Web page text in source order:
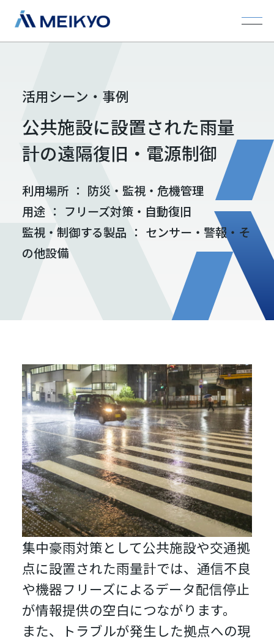
活用シーン・事例
公共施設に設置された雨量
計の遠隔復旧・電源制御
利用場所 ： 防災・監視・危機管理
用途 ： フリーズ対策・自動復旧
監視・制御する製品 ： センサー・警報・そ
の他設備
集中豪雨対策として公共施設や交通拠
点に設置された雨量計では、通信不良
や機器フリーズによるデータ配信停止
が情報提供の空白につながります。
また、トラブルが発生した拠点への現